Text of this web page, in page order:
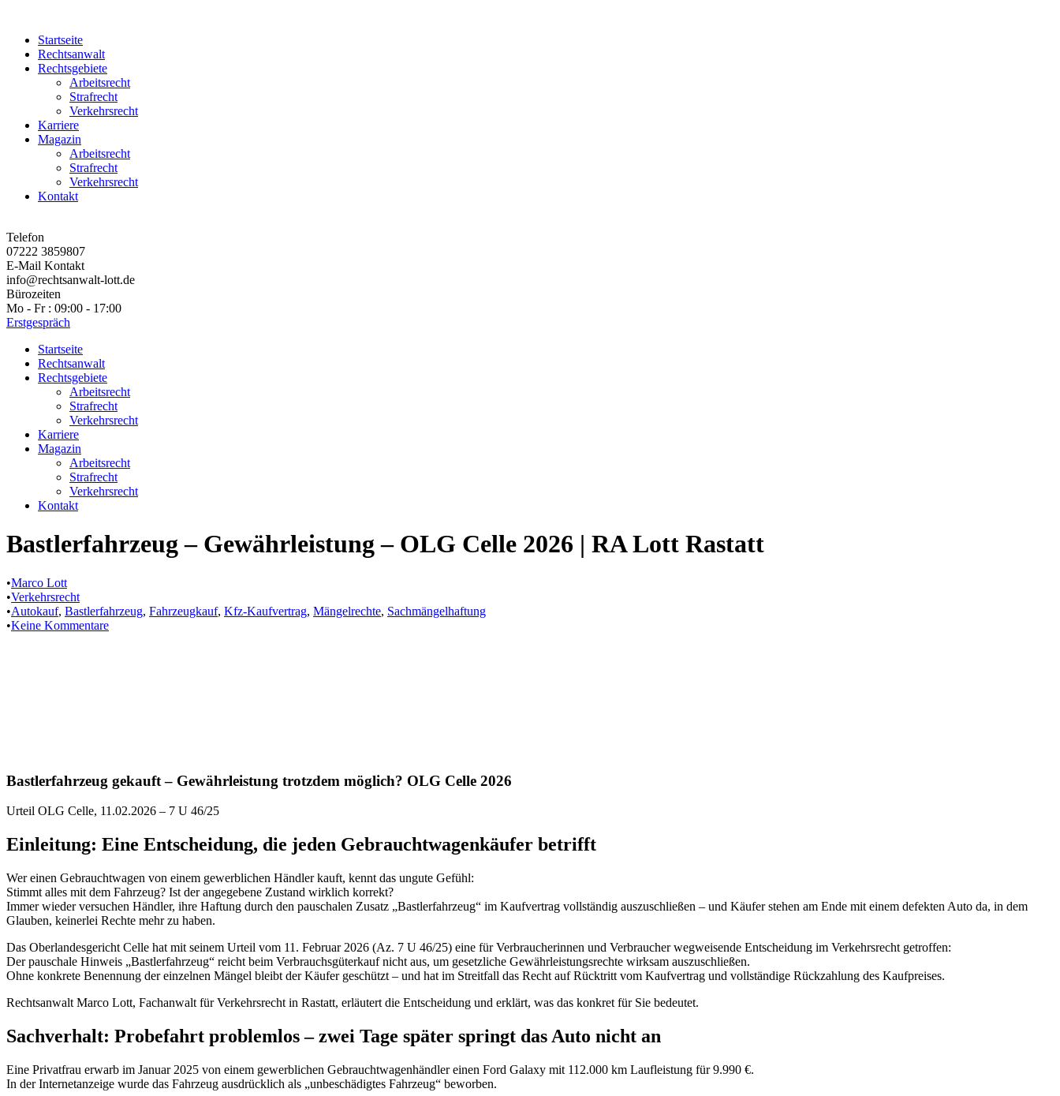
Startseite
Rechtsanwalt
Rechtsgebiete
Arbeitsrecht
Strafrecht
Verkehrsrecht
Karriere
Magazin
Arbeitsrecht
Strafrecht
Verkehrsrecht
Kontakt
Telefon
07222 3859807
E-Mail Kontakt
info@rechtsanwalt-lott.de
Bürozeiten
Mo - Fr : 09:00 - 17:00
Erstgespräch
Startseite
Rechtsanwalt
Rechtsgebiete
Arbeitsrecht
Strafrecht
Verkehrsrecht
Karriere
Magazin
Arbeitsrecht
Strafrecht
Verkehrsrecht
Kontakt
Bastlerfahrzeug – Gewährleistung – OLG Celle 2026 | RA Lott Rastatt
•Marco Lott
•Verkehrsrecht
•Autokauf, Bastlerfahrzeug, Fahrzeugkauf, Kfz-Kaufvertrag, Mängelrechte, Sachmängelhaftung
•Keine Kommentare
Bastlerfahrzeug gekauft – Gewährleistung trotzdem möglich? OLG Celle 2026
Urteil OLG Celle, 11.02.2026 – 7 U 46/25
Einleitung: Eine Entscheidung, die jeden Gebrauchtwagenkäufer betrifft
Wer einen Gebrauchtwagen von einem gewerblichen Händler kauft, kennt das ungute Gefühl:
Stimmt alles mit dem Fahrzeug? Ist der angegebene Zustand wirklich korrekt?
Immer wieder versuchen Händler, ihre Haftung durch den pauschalen Zusatz „Bastlerfahrzeug“ im Kaufvertrag vollständig auszuschließen – und Käufer stehen am Ende mit einem defekten Auto da, in dem
Glauben, keinerlei Rechte mehr zu haben.
Das Oberlandesgericht Celle hat mit seinem Urteil vom 11. Februar 2026 (Az. 7 U 46/25) eine für Verbraucherinnen und Verbraucher wegweisende Entscheidung im Verkehrsrecht getroffen:
Der pauschale Hinweis „Bastlerfahrzeug“ reicht beim Verbrauchsgüterkauf nicht aus, um gesetzliche Gewährleistungsrechte wirksam auszuschließen.
Ohne konkrete Benennung der einzelnen Mängel bleibt der Käufer geschützt – und hat im Streitfall das Recht auf Rücktritt vom Kaufvertrag und vollständige Rückzahlung des Kaufpreises.
Rechtsanwalt Marco Lott, Fachanwalt für Verkehrsrecht in Rastatt, erläutert die Entscheidung und erklärt, was das konkret für Sie bedeutet.
Sachverhalt: Probefahrt problemlos – zwei Tage später springt das Auto nicht an
Eine Privatfrau erwarb im Januar 2025 von einem gewerblichen Gebrauchtwagenhändler einen Ford Galaxy mit 112.000 km Laufleistung für 9.990 €.
In der Internetanzeige wurde das Fahrzeug ausdrücklich als „unbeschädigtes Fahrzeug“ beworben.